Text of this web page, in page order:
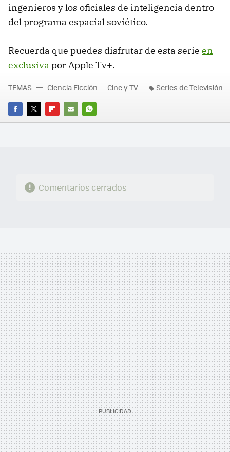
ingenieros y los oficiales de inteligencia dentro
del programa espacial soviético.
Recuerda que puedes disfrutar de esta serie en
exclusiva por Apple Tv+.
FACEBOOK
TWITTERFLIPBOARD
E-
WHATSAPP
TEMAS Ciencia Ficción Cine y TV Series de Televisión
Comentarios cerrados